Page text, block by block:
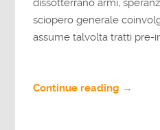
dissotterrano armi,
sciopero generale
assume talvolta tratti pre-
Continue reading →